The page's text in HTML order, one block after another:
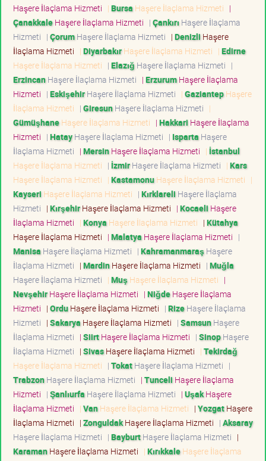
Haşere İlaçlama Hizmeti | Bursa Haşere İlaçlama Hizmeti |
ÇanakkaleHaşere İlaçlama Hizmeti | Çankırı Haşere İlaçlama
Hizmeti | ÇorumHaşere İlaçlama Hizmeti | Denizli Haşere
İlaçlama Hizmeti | DiyarbakırHaşere İlaçlama Hizmeti | Edirne
Haşere İlaçlama Hizmeti | Elazığ Haşere İlaçlama Hizmeti |
ErzincanHaşere İlaçlama Hizmeti | ErzurumHaşere İlaçlama
Hizmeti | EskişehirHaşere İlaçlama Hizmeti | GaziantepHaşere
İlaçlama Hizmeti | GiresunHaşere İlaçlama Hizmeti |
GümüşhaneHaşere İlaçlama Hizmeti | Hakkari Haşere İlaçlama
Hizmeti | HatayHaşere İlaçlama Hizmeti | Isparta Haşere
İlaçlama Hizmeti | MersinHaşere İlaçlama Hizmeti | İstanbul
Haşere İlaçlama Hizmeti | İzmirHaşere İlaçlama Hizmeti | Kars
Haşere İlaçlama Hizmeti | KastamonuHaşere İlaçlama Hizmeti |
Kayseri Haşere İlaçlama Hizmeti | Kırklareli Haşere İlaçlama
Hizmeti | KırşehirHaşere İlaçlama Hizmeti | Kocaeli Haşere
İlaçlama Hizmeti | Konya Haşere İlaçlama Hizmeti | Kütahya
Haşere İlaçlama Hizmeti | Malatya Haşere İlaçlama Hizmeti |
Manisa Haşere İlaçlama Hizmeti | Kahramanmaraş Haşere
İlaçlama Hizmeti | MardinHaşere İlaçlama Hizmeti | Muğla
Haşere İlaçlama Hizmeti | Muş Haşere İlaçlama Hizmeti |
NevşehirHaşere İlaçlama Hizmeti | NiğdeHaşere İlaçlama
Hizmeti | OrduHaşere İlaçlama Hizmeti | RizeHaşere İlaçlama
Hizmeti | Sakarya Haşere İlaçlama Hizmeti | SamsunHaşere
İlaçlama Hizmeti | SiirtHaşere İlaçlama Hizmeti | SinopHaşere
İlaçlama Hizmeti | SivasHaşere İlaçlama Hizmeti | Tekirdağ
Haşere İlaçlama Hizmeti | TokatHaşere İlaçlama Hizmeti |
TrabzonHaşere İlaçlama Hizmeti | Tunceli Haşere İlaçlama
Hizmeti | Şanlıurfa Haşere İlaçlama Hizmeti | UşakHaşere
İlaçlama Hizmeti | VanHaşere İlaçlama Hizmeti | YozgatHaşere
İlaçlama Hizmeti | ZonguldakHaşere İlaçlama Hizmeti | Aksaray
Haşere İlaçlama Hizmeti | BayburtHaşere İlaçlama Hizmeti |
KaramanHaşere İlaçlama Hizmeti | KırıkkaleHaşere İlaçlama